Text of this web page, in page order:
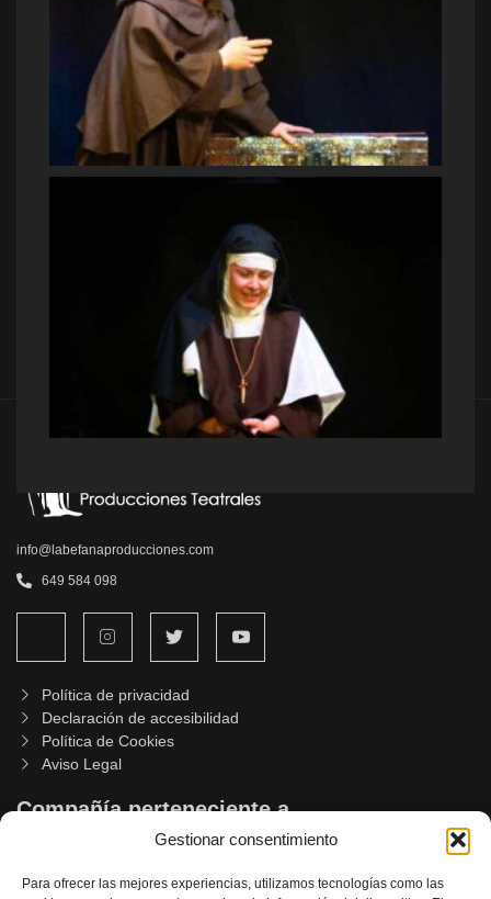
Gestionar consentimiento
Para ofrecer las mejores experiencias, utilizamos tecnologías como las
info@labefanaproducciones.com
649 584 098
Política de privacidad
Declaración de accesibilidad
Política de Cookies
Aviso Legal
Compañía perteneciente a